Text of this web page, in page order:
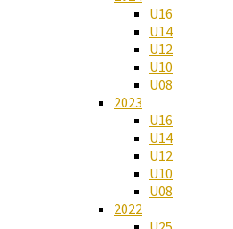
U16
U14
U12
U10
U08
2023
U16
U14
U12
U10
U08
2022